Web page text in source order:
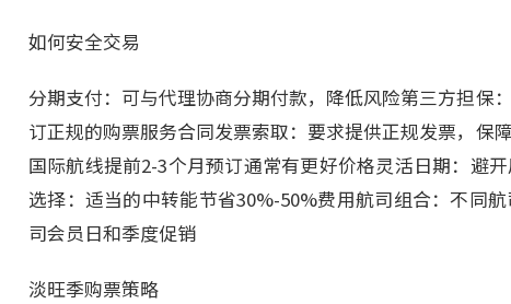
如何安全交易
分期支付：可与代理协商分期付款，降低风险第三方担保
订正规的购票服务合同发票索取：要求提供正规发票，保
国际航线提前2-3个月预订通常有更好价格灵活日期：避
选择：适当的中转能节省30%-50%费用航司组合：不同
司会员日和季度促销
淡旺季购票策略